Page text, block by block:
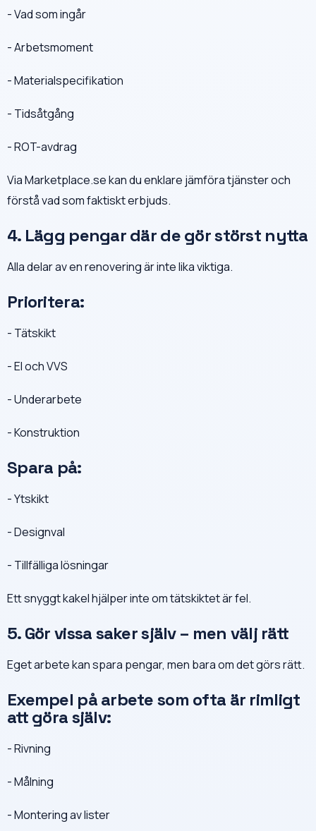
- Vad som ingår
- Arbetsmoment
- Materialspecifikation
- Tidsåtgång
- ROT-avdrag
Via Marketplace.se kan du enklare jämföra tjänster och
förstå vad som faktiskt erbjuds.
4. Lägg pengar där de gör störst nytta
Alla delar av en renovering är inte lika viktiga.
Prioritera:
- Tätskikt
- El och VVS
- Underarbete
- Konstruktion
Spara på:
- Ytskikt
- Designval
- Tillfälliga lösningar
Ett snyggt kakel hjälper inte om tätskiktet är fel.
5. Gör vissa saker själv – men välj rätt
Eget arbete kan spara pengar, men bara om det görs rätt.
Exempel på arbete som ofta är rimligt
att göra själv:
- Rivning
- Målning
- Montering av lister